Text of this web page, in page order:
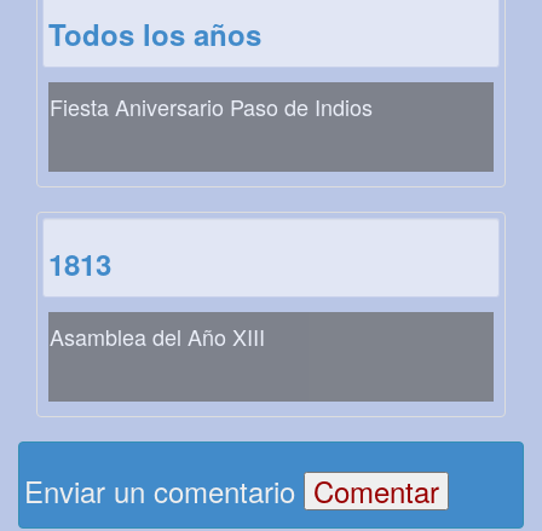
Todos los años
Fiesta Aniversario Paso de Indios
1813
Asamblea del Año XIII
Enviar un comentario